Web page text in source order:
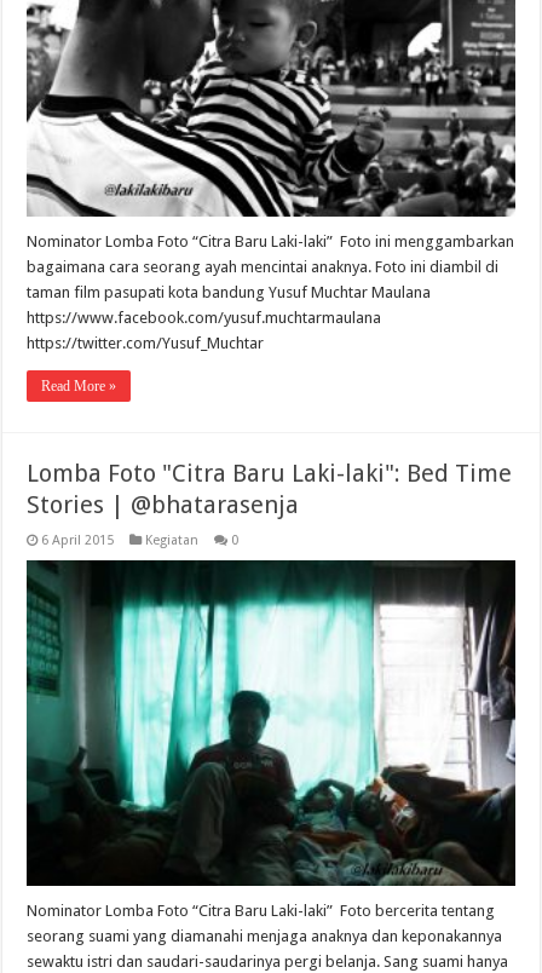
Nominator Lomba Foto “Citra Baru Laki-laki” Foto ini menggambarkan
bagaimana cara seorang ayah mencintai anaknya. Foto ini diambil di
taman film pasupati kota bandung Yusuf Muchtar Maulana
https://www.facebook.com/yusuf.muchtarmaulana
https://twitter.com/Yusuf_Muchtar
Read More »
Lomba Foto "Citra Baru Laki-laki": Bed Time
Stories | @bhatarasenja
6 April 2015 Kegiatan 0
Nominator Lomba Foto “Citra Baru Laki-laki” Foto bercerita tentang
seorang suami yang diamanahi menjaga anaknya dan keponakannya
sewaktu istri dan saudari-saudarinya pergi belanja. Sang suami hanya